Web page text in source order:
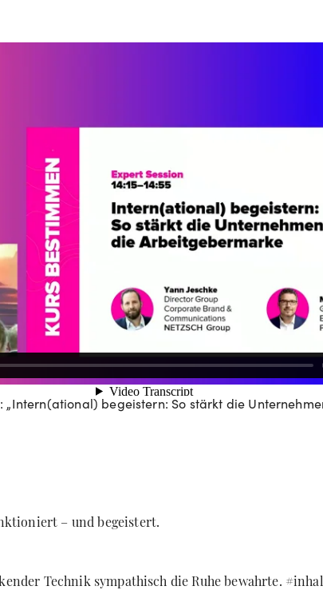
„Intern(ational) begeistern: So stärkt die
– und begeistert.
Technik sympathisch die Ruhe bewahrte.